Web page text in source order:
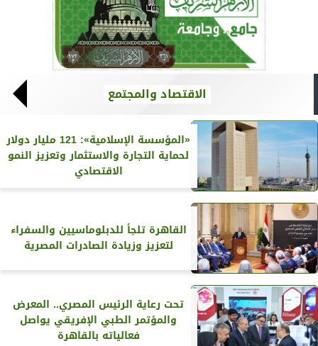
الاقتصاد والمجتمع
«المؤسسة الإسلامية»: 121 مليار دولار
لحماية التجارة والاستثمار وتعزيز النمو
الاقتصادي
القاهرة تلجأ للدبلوماسيين والسفراء
لتعزيز وزيادة الصادرات المصرية
تحت رعاية الرئيس المصري.. المعرض
والمؤتمر الطبي الإفريقي يواصل
فعالياته بالقاهرة